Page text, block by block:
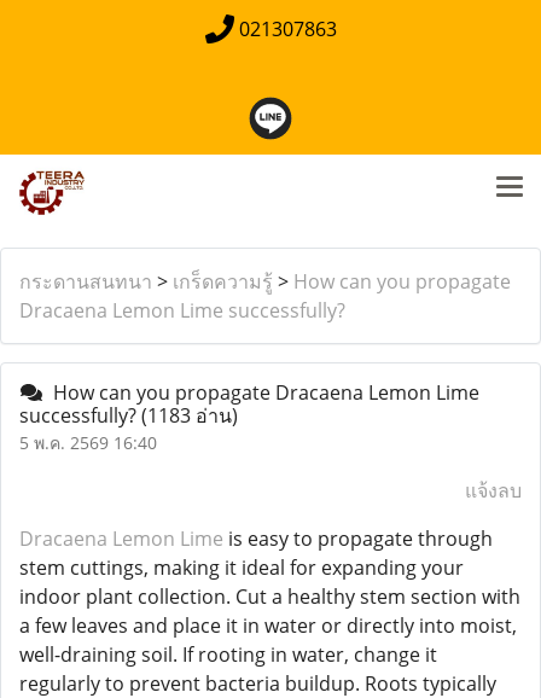
021307863
กระดานสนทนา > เกร็ดความรู้ > How can you propagate
Dracaena Lemon Lime successfully?
How can you propagate Dracaena Lemon Lime
successfully?(1183 อ่าน)
5 พ.ค. 2569 16:40
แจ้งลบ
Dracaena Lemon Lime is easy to propagate through
stem cuttings, making it ideal for expanding your
indoor plant collection. Cut a healthy stem section with
a few leaves and place it in water or directly into moist,
well-draining soil. If rooting in water, change it
regularly to prevent bacteria buildup. Roots typically